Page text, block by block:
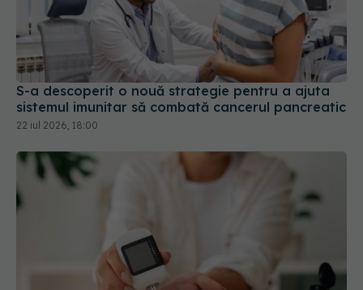
S-a descoperit o nouă strategie pentru a ajuta
sistemul imunitar să combată cancerul pancreatic
22 iul 2026, 18:00
Dispozitivul care schimbă viața diabeticilor:
glicemia se îmbunătățește, iar riscul de spitalizare